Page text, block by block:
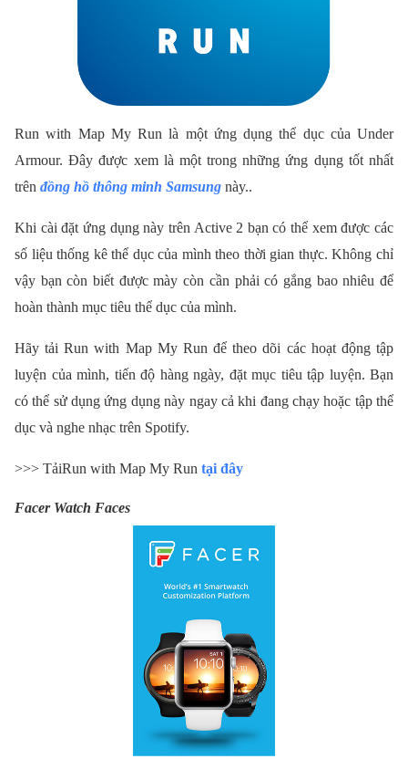
Run with Map My Run là một ứng dụng thể dục của Under
Armour. Đây được xem là một trong những ứng dụng tốt nhất
trên đồng hồ thông minh Samsung này..
Khi cài đặt ứng dụng này trên Active 2 bạn có thể xem được các
số liệu thống kê thể dục của mình theo thời gian thực. Không chỉ
vậy bạn còn biết được mày còn cần phải có gắng bao nhiêu để
hoàn thành mục tiêu thể dục của mình.
Hãy tải Run with Map My Run để theo dõi các hoạt động tập
luyện của mình, tiến độ hàng ngày, đặt mục tiêu tập luyện. Bạn
có thể sử dụng ứng dụng này ngay cả khi đang chạy hoặc tập thể
dục và nghe nhạc trên Spotify.
>>> TảiRun with Map My Run tại đây
Facer Watch Faces